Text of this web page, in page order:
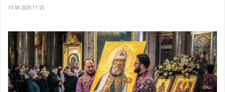
14.04.2025 11:25